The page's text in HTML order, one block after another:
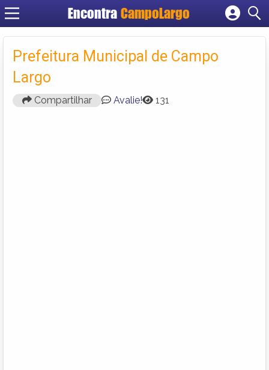
Encontra CampoLargo
Cadastrar empresa
Criar conta
Prefeitura Municipal de Campo
Largo
Compartilhar Avalie! 131